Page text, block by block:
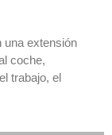
una extensión
coche,
trabajo, el